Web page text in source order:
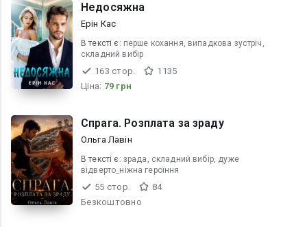
Недосяжна
Ерін Кас
В текcті є: перше кохання, випадкова зустріч,
складний вибір
163 стор.
1135
Ціна: 79 грн
Спрага. Розплата за зраду
Ольга Лавін
В текcті є: зрада, складний вибір, дуже
відверто_ніжна героїння
55 стор.
84
Безкоштовно